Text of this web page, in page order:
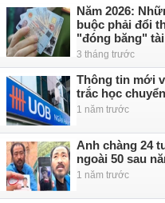
Năm 2026:
buộc phải đổi
"đóng băng"
3 tháng trước
Thông tin mới
trắc học
1 năm trước
Anh chàng 24
ngoài 50 sau
1 năm trước